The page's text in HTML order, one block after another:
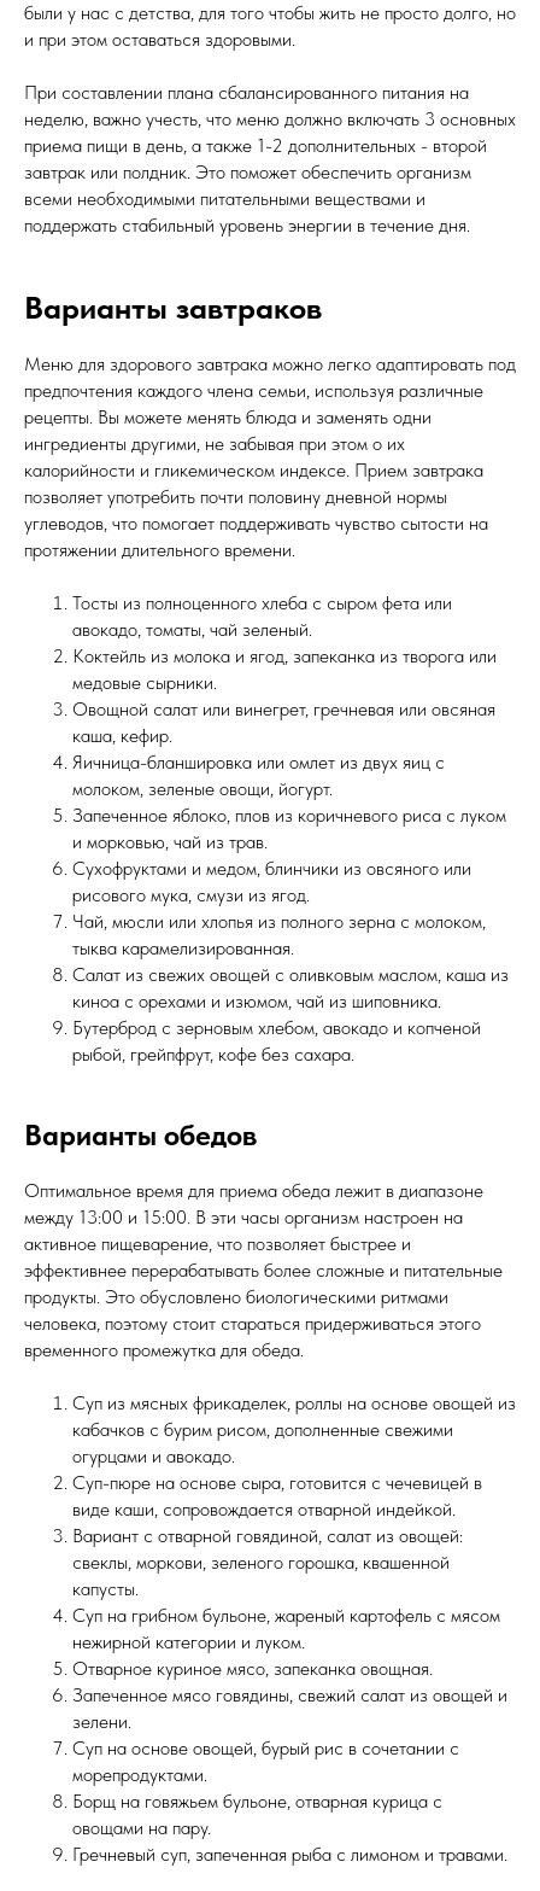
были у нас с детства, для того чтобы жить не просто долго, но
и при этом оставаться здоровыми.
При составлении плана сбалансированного питания на
неделю, важно учесть, что меню должно включать 3 основных
приема пищи в день, а также 1-2 дополнительных - второй
завтрак или полдник. Это поможет обеспечить организм
всеми необходимыми питательными веществами и
поддержать стабильный уровень энергии в течение дня.
Варианты завтраков
Меню для здорового завтрака можно легко адаптировать под
предпочтения каждого члена семьи, используя различные
рецепты. Вы можете менять блюда и заменять одни
ингредиенты другими, не забывая при этом о их
калорийности и гликемическом индексе. Прием завтрака
позволяет употребить почти половину дневной нормы
углеводов, что помогает поддерживать чувство сытости на
протяжении длительного времени.
Тосты из полноценного хлеба с сыром фета или
авокадо, томаты, чай зеленый.
Коктейль из молока и ягод, запеканка из творога или
медовые сырники.
Овощной салат или винегрет, гречневая или овсяная
каша, кефир.
Яичница-бланшировка или омлет из двух яиц с
молоком, зеленые овощи, йогурт.
Запеченное яблоко, плов из коричневого риса с луком
и морковью, чай из трав.
Сухофруктами и медом, блинчики из овсяного или
рисового мука, смузи из ягод.
Чай, мюсли или хлопья из полного зерна с молоком,
тыква карамелизированная.
Салат из свежих овощей с оливковым маслом, каша из
киноа с орехами и изюмом, чай из шиповника.
Бутерброд с зерновым хлебом, авокадо и копченой
рыбой, грейпфрут, кофе без сахара.
Варианты обедов
Оптимальное время для приема обеда лежит в диапазоне
между 13:00 и 15:00. В эти часы организм настроен на
активное пищеварение, что позволяет быстрее и
эффективнее перерабатывать более сложные и питательные
продукты. Это обусловлено биологическими ритмами
человека, поэтому стоит стараться придерживаться этого
временного промежутка для обеда.
Суп из мясных фрикаделек, роллы на основе овощей из
кабачков с бурим рисом, дополненные свежими
огурцами и авокадо.
Суп-пюре на основе сыра, готовится с чечевицей в
виде каши, сопровождается отварной индейкой.
Вариант с отварной говядиной, салат из овощей:
свеклы, моркови, зеленого горошка, квашенной
капусты.
Суп на грибном бульоне, жареный картофель с мясом
нежирной категории и луком.
Отварное куриное мясо, запеканка овощная.
Запеченное мясо говядины, свежий салат из овощей и
зелени.
Суп на основе овощей, бурый рис в сочетании с
морепродуктами.
Борщ на говяжьем бульоне, отварная курица с
овощами на пару.
Гречневый суп, запеченная рыба с лимоном и травами.